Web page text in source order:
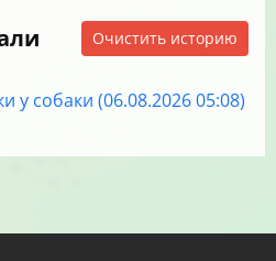
Очистить историю
у собаки (06.08.2026 05:08)